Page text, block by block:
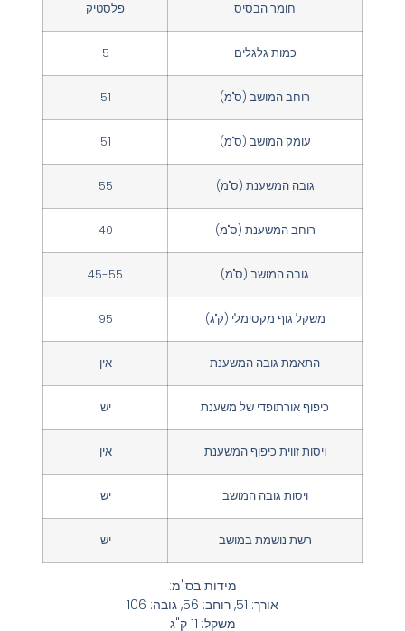
חומר הבסיס פלסטיק
כמות גלגלים 5
רוחב המושב (ס"מ) 51
עומק המושב (ס"מ) 51
גובה המשענת (ס"מ) 55
רוחב המשענת (ס"מ) 40
גובה המושב (ס"מ) 45-55
משקל גוף מקסימלי (ק"ג) 95
התאמת גובה המשענת אין
כיפוף אורתופדי של משענת יש
ויסות זווית כיפוף המשענת אין
ויסות גובה המושב יש
רשת נושמת במושב יש
מידות בס"מ:
אורך: 51, רוחב: 56, גובה: 106
משקל: 11 ק"ג